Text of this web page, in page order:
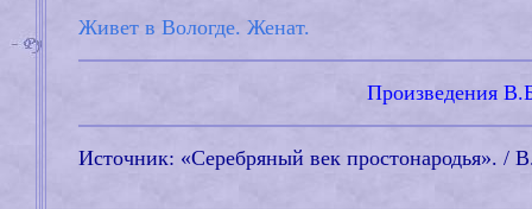
Живет в Вологде. Женат.
Произведения
Источник: «Серебряный век простонародья».